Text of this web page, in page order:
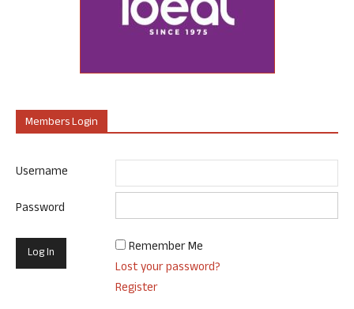
Members Login
Username
Password
Remember Me
Lost your password?
Register